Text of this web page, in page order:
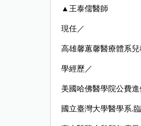
▲王泰儒醫師
現任／
高雄馨蕙馨醫療體系
學經歷／
美國哈佛醫學院公費進
國立臺灣大學醫學系.